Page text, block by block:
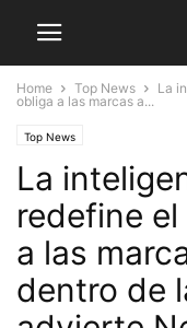
Home Top News
La
obliga a las marcas a...
Top News
La
redefine
a las
dentro de